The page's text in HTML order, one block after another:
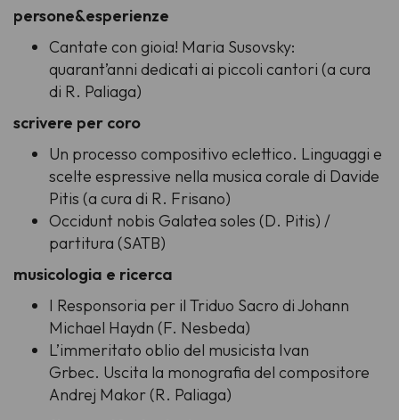
persone&esperienze
Cantate con gioia! Maria Susovsky:
quarant’anni dedicati ai piccoli cantori (a cura
di R. Paliaga)
scrivere per coro
Un processo compositivo eclettico. Linguaggi e
scelte espressive nella musica corale di Davide
Pitis (a cura di R. Frisano)
Occidunt nobis Galatea soles (D. Pitis) /
partitura (SATB)
musicologia e ricerca
I Responsoria per il Triduo Sacro di Johann
Michael Haydn (F. Nesbeda)
L’immeritato oblio del musicista Ivan
Grbec. Uscita la monografia del compositore
Andrej Makor (R. Paliaga)